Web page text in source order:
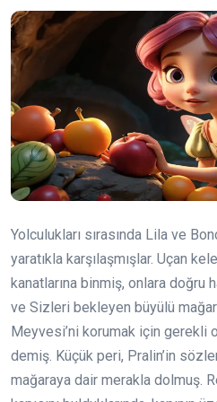
Yolculukları sırasında Lila ve
yaratıkla karşılaşmışlar. Uçan
kanatlarına binmiş, onlara doğru
ve Sizleri bekleyen büyülü
Meyvesi’ni korumak için gerekli
demiş. Küçük peri, Pralin’in
mağaraya dair merakla dolmuş.